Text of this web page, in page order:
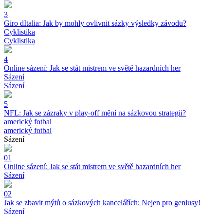
3
Giro dItalia: Jak by mohly ovlivnit sázky výsledky závodu?
Cyklistika
Cyklistika
4
Online sázení: Jak se stát mistrem ve světě hazardních her
Sázení
Sázení
5
NFL: Jak se zázraky v play-off mění na sázkovou strategii?
americký fotbal
americký fotbal
Sázení
01
Online sázení: Jak se stát mistrem ve světě hazardních her
Sázení
02
Jak se zbavit mýtů o sázkových kancelářích: Nejen pro geniusy!
Sázení